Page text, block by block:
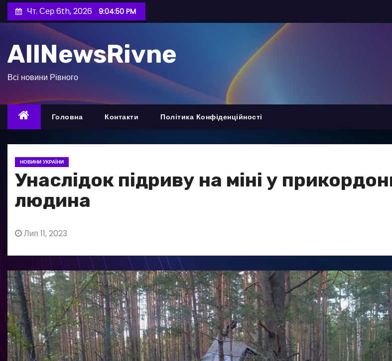
е
д
Чт. Сер 6th, 2026 9:04:51 PM
AllNewsRivne
Всі новини Рівного
Головна Контакти Політика Конфіденційності
НОВИНИ УКРАЇНИ
Унаслідок підриву на міні у
людина
Лип 11, 2023